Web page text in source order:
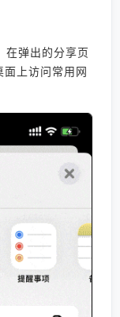
在弹出的分享页
面上访问常用网